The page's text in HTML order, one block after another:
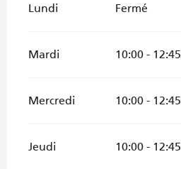
Lundi Fermé
Mardi 10:00 - 12:45
Mercredi 10:00 - 12:45
Jeudi 10:00 - 12:45